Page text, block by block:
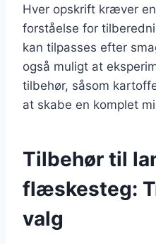
Hver opskrift kræver
forståelse for
kan tilpasses efter
også muligt at
tilbehør, såsom
at skabe en komplet
Tilbehør til
flæskesteg:
valg